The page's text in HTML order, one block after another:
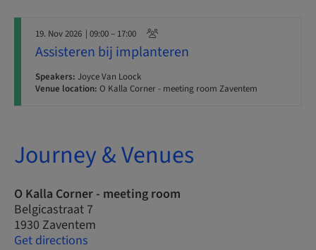
19. Nov 2026 | 09:00 – 17:00
Assisteren bij implanteren
Speakers: Joyce Van Loock
Venue location: O Kalla Corner - meeting room Zaventem
Journey & Venues
O Kalla Corner - meeting room
Belgicastraat 7
1930 Zaventem
Get directions